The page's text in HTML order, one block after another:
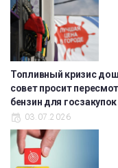
Топливный кризис
совет просит
бензин для госзакупок
03.07.2026